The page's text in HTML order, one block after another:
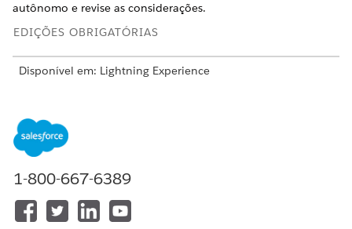
autônomo e revise as considerações.
EDIÇÕES OBRIGATÓRIAS
Disponível em: Lightning Experience
Einstein 1 Field Service
Service.
Considerações sobre o agendamento autônomo para o
Field Service no novo Agentforce Builder
Antes de configurar seus agentes, revise estas
considerações e limitações.
1-800-667-6389